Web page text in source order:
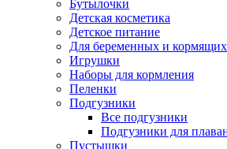
Бутылочки
Детская косметика
Детское питание
Для беременных и
Игрушки
Наборы для кормления
Пеленки
Подгузники
Все подгузники
Подгузники для
Пустышки